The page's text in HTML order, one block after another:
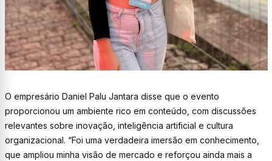
O empresário Daniel Palu Jantara disse que o evento
proporcionou um ambiente rico em conteúdo, com discussões
relevantes sobre inovação, inteligência artificial e cultura
organizacional. “Foi uma verdadeira imersão em conhecimento,
que ampliou minha visão de mercado e reforçou ainda mais a